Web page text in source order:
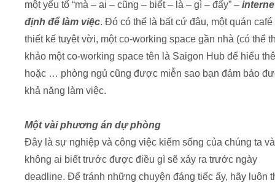
một yếu tố “mà – ai – cũng – biết – là – gì – đấy” –
định để làm việc. Đó có thể là bất cứ đâu, một quán
thiết kế tuyệt vời, một co-working space gần nhà (có thể
khảo một co-working space tên là Saigon Hub để hiểu
hoặc … phòng ngủ cũng được miễn sao bạn đảm bảo
khả năng làm việc.
Một vài phương án dự phòng
Đây là sự nghiệp và công việc kiếm sống của chúng ta và
không ai biết trước được điều gì sẽ xảy ra trước ngày
deadline. Để tránh những chuyện đáng tiếc ấy, hãy luôn